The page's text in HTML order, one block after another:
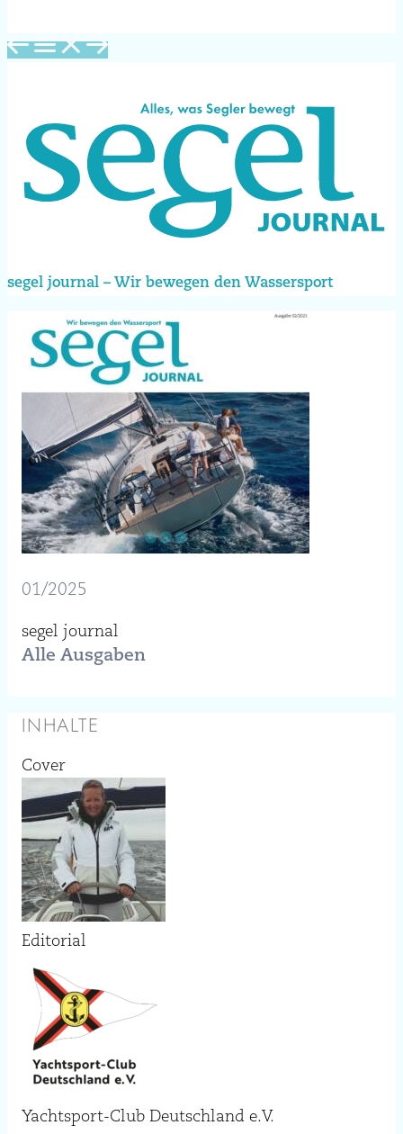
segel journal – Wir bewegen den Wassersport
01/2025
segel journal
Alle Ausgaben
INHALTE
Cover
Editorial
Yachtsport-Club Deutschland e.V.